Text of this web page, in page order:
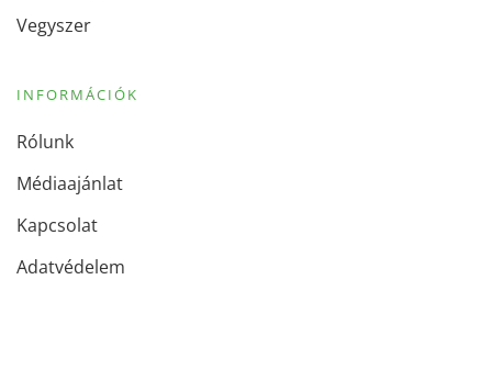
Vegyszer
INFORMÁCIÓK
Rólunk
Médiaajánlat
Kapcsolat
Adatvédelem